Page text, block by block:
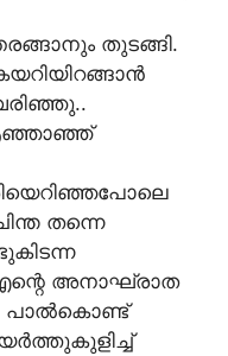
തുടങ്ങി.
വരിഞ്ഞു..
തന്നെ
എന്റെ അനാഘ്രാത
പാല്‍കൊണ്ട്